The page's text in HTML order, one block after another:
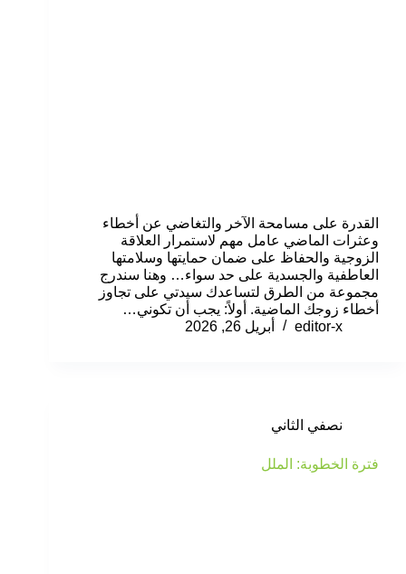
القدرة على مسامحة الآخر والتغاضي عن أخطاء
وعثرات الماضي عامل مهم لاستمرار العلاقة
الزوجية والحفاظ على ضمان حمايتها وسلامتها
العاطفية والجسدية على حد سواء… وهنا سندرج
مجموعة من الطرق لتساعدك سيدتي على تجاوز
أخطاء زوجك الماضية. أولاً: يجب أن تكوني…
editor-x
أبريل 26, 2026
نصفي الثاني
فترة الخطوبة: الملل